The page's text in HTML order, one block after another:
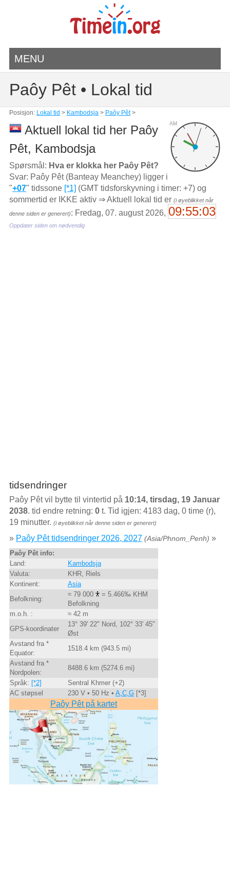
MENU
Paôy Pêt • Lokal tid
Posisjon: Lokal tid > Kambodsja> Paôy Pêt>
AM
Aktuell lokal tid her Paôy
Pêt, Kambodsja
Spørsmål: Hva er klokka her Paôy Pêt?
Svar: Paôy Pêt (Banteay Meanchey) ligger i
"+07" tidssone [*1] (GMT tidsforskyvning i timer: +7) og
sommertid er IKKE aktiv ⇒ Aktuell lokal tid er (i øyeblikket når
denne siden er generert): Fredag, 07. august 2026, 09:55:03
Oppdater siden om nødvendig
tidsendringer
Paôy Pêt vil bytte til vintertid på 10:14, tirsdag, 19 Januar
2038. tid endre retning: 0t. Tid igjen: 4183 dag, 0 time (r),
19 minutter. (i øyeblikket når denne siden er generert)
» Paôy Pêt tidsendringer 2026, 2027 (Asia/Phnom_Penh) »
Paôy Pêt info:
Land:
Kambodsja
Valuta:
KHR, Riels
Kontinent:
Asia
Befolkning:
≈ 79 000
= 5.466‰ KHM
Befolkning
m.o.h. :
≈ 42 m
GPS-koordinater
13° 39' 22" Nord, 102° 33' 45"
Øst
Avstand fra *
Equator:
1518.4 km (943.5 mi)
Avstand fra *
Nordpolen:
8488.6 km (5274.6 mi)
Språk: [*2]
Sentral Khmer (+2)
AC støpsel
230 V • 50 Hz • A,C,G[*3]
Paôy Pêt på kartet